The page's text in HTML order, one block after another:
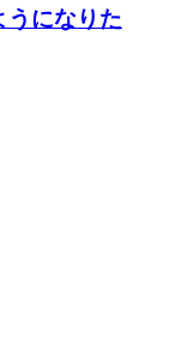
になりた